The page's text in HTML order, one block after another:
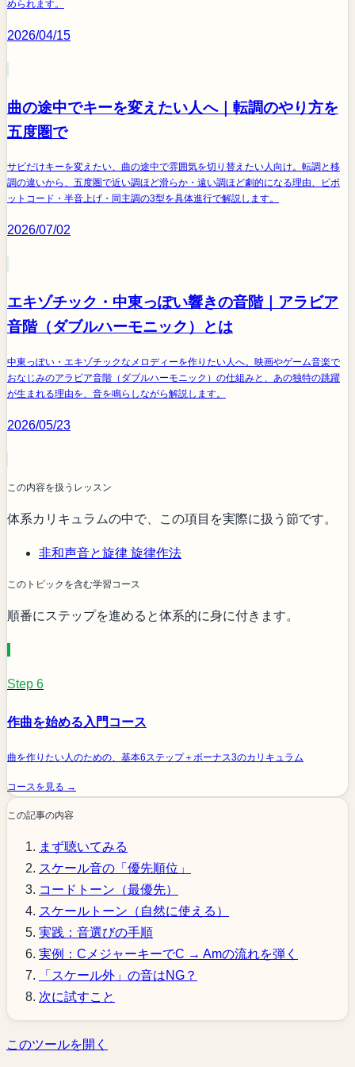
められます。
2026/04/15
曲の途中でキーを変えたい人へ｜転調のやり方を
五度圏で
サビだけキーを変えたい、曲の途中で雰囲気を切り替えたい人向け。転調と移
調の違いから、五度圏で近い調ほど滑らか・遠い調ほど劇的になる理由、ピボ
ットコード・半音上げ・同主調の3型を具体進行で解説します。
2026/07/02
エキゾチック・中東っぽい響きの音階｜アラビア
音階（ダブルハーモニック）とは
中東っぽい・エキゾチックなメロディーを作りたい人へ。映画やゲーム音楽で
おなじみのアラビア音階（ダブルハーモニック）の仕組みと、あの独特の跳躍
が生まれる理由を、音を鳴らしながら解説します。
2026/05/23
この内容を扱うレッスン
体系カリキュラムの中で、この項目を実際に扱う節です。
非和声音と旋律 旋律作法
このトピックを含む学習コース
順番にステップを進めると体系的に身に付きます。
Step 6
作曲を始める入門コース
曲を作りたい人のための、基本6ステップ＋ボーナス3のカリキュラム
コースを見る →
この記事の内容
まず聴いてみる
スケール音の「優先順位」
コードトーン（最優先）
スケールトーン（自然に使える）
実践：音選びの手順
実例：CメジャーキーでC → Amの流れを弾く
「スケール外」の音はNG？
次に試すこと
このツールを開く